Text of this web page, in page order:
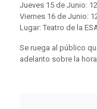
Jueves 15 de Junio:
Viernes 16 de Junio:
Lugar: Teatro de la
Se ruega al público
adelanto sobre la